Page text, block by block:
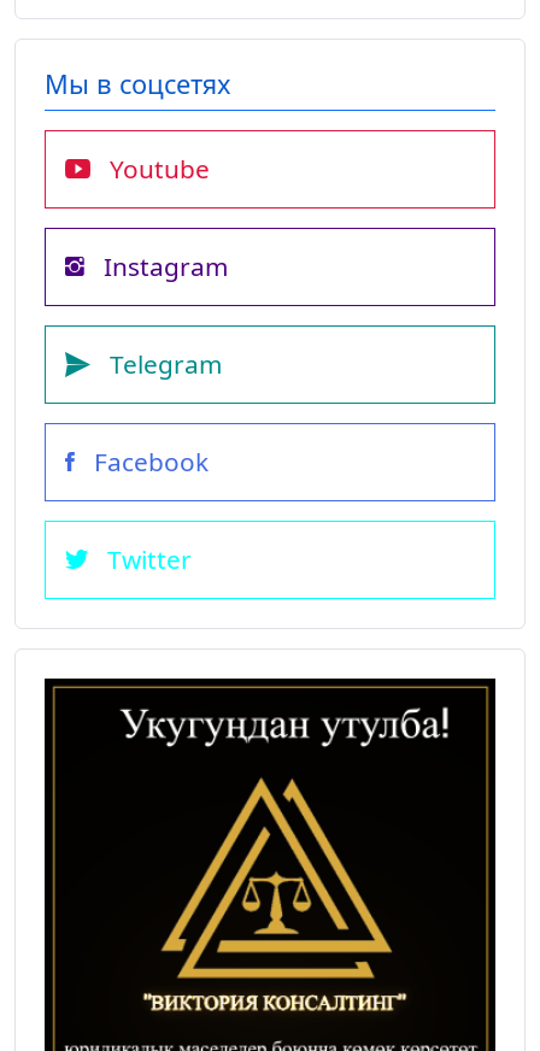
Мы в соцсетях
Youtube
Instagram
Telegram
Facebook
Twitter